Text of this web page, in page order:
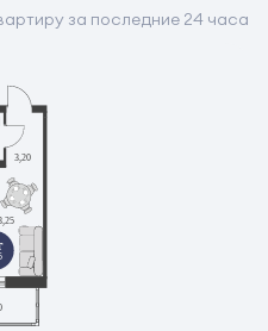
за последние 24 часа